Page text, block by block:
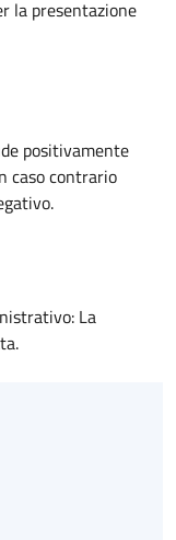
la presentazione
positivamente
caso contrario
La